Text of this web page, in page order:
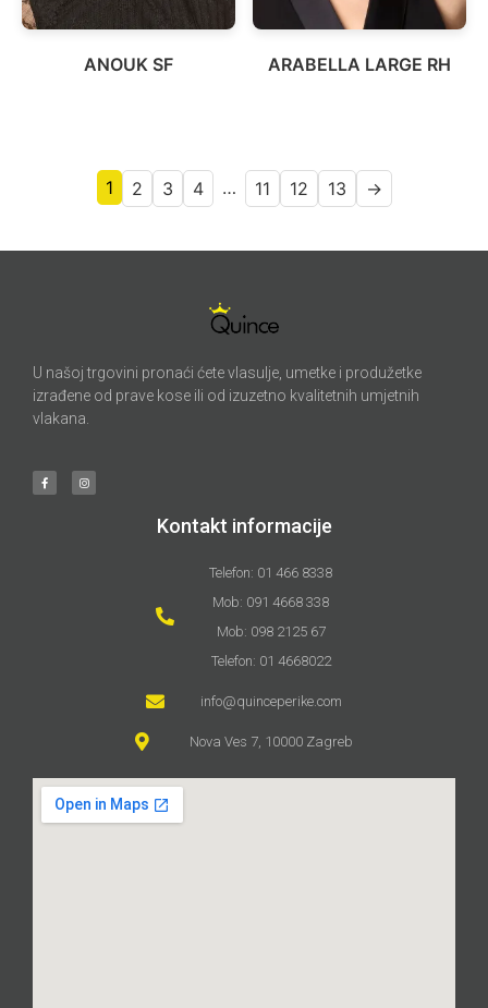
ANOUK SF ARABELLA LARGE RH
1 2 3 4 … 11 12 13 →
U našoj trgovini pronaći ćete vlasulje, umetke i produžetke
izrađene od prave kose ili od izuzetno kvalitetnih umjetnih
vlakana.
Kontakt informacije
Telefon: 01 466 8338
Mob: 091 4668 338
Mob: 098 2125 67
Telefon: 01 4668022
info@quinceperike.com
Nova Ves 7, 10000 Zagreb